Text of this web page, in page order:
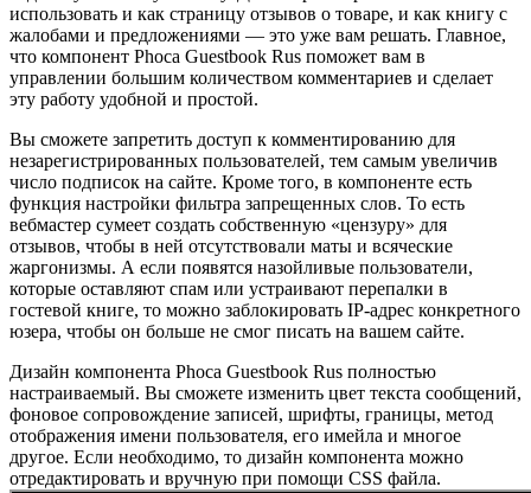
использовать и как страницу отзывов о товаре, и как книгу с
жалобами и предложениями — это уже вам решать. Главное,
что компонент Phoca Guestbook Rus поможет вам в
управлении большим количеством комментариев и сделает
эту работу удобной и простой.
Вы сможете запретить доступ к комментированию для
незарегистрированных пользователей, тем самым увеличив
число подписок на сайте. Кроме того, в компоненте есть
функция настройки фильтра запрещенных слов. То есть
вебмастер сумеет создать собственную «цензуру» для
отзывов, чтобы в ней отсутствовали маты и всяческие
жаргонизмы. А если появятся назойливые пользователи,
которые оставляют спам или устраивают перепалки в
гостевой книге, то можно заблокировать IP-адрес конкретного
юзера, чтобы он больше не смог писать на вашем сайте.
Дизайн компонента Phoca Guestbook Rus полностью
настраиваемый. Вы сможете изменить цвет текста сообщений,
фоновое сопровождение записей, шрифты, границы, метод
отображения имени пользователя, его имейла и многое
другое. Если необходимо, то дизайн компонента можно
отредактировать и вручную при помощи CSS файла.